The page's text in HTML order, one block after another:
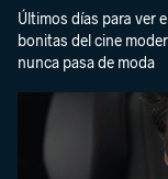
Últimos días para ver
bonitas del cine
nunca pasa de moda